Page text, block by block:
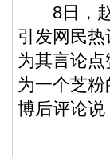
8日，赵
引发网民
为其言论
为一个芝
博后评论